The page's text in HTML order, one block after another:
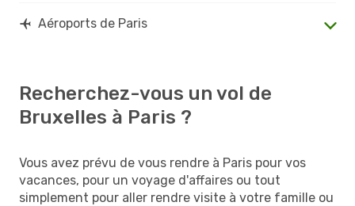
Aéroports de Paris
Recherchez-vous un vol de
Bruxelles à Paris ?
Vous avez prévu de vous rendre à Paris pour vos
vacances, pour un voyage d'affaires ou tout
simplement pour aller rendre visite à votre famille ou